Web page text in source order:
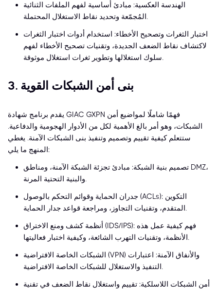
الهندسة العكسية: مبادئ أساسية لفهم الملفات الثنائية
المُجمّعة وتحديد نقاط الاستغلال المحتملة.
اختبار الثغرات وتصحيح الأخطاء: استخدام أدوات اختبار الثغرات
لاكتشاف نقاط الضعف الجديدة، وتقنيات تصحيح الأخطاء لفهم
سلوك استغلالها وتطوير ثغرات استغلال موثوقة.
3. بنى أمن الشبكات القوية
يقدم برنامج شهادة GIAC GXPN فهمًا شاملًا لمواضيع أمن
الشبكات، وهو أمر بالغ الأهمية لكل من الأدوار الهجومية والدفاعية.
ستتعلم كيفية تقييم وتصميم وتنفيذ بنى الشبكات الآمنة. يغطي
المنهج ما يلي:
تصميم بنية الشبكة: مبادئ تجزئة الشبكة الآمنة، ومناطق DMZ،
والبنية التحتية المرنة.
جدران الحماية وقوائم التحكم بالوصول (ACLs): التكوين
المتقدم، وتقنيات التجاوز، ومراجعة قواعد جدار الحماية.
أنظمة كشف ومنع الاختراق (IDS/IPS): فهم كيفية عمل هذه
الأنظمة، وتقنيات التهرب الشائعة، وكيفية اختبار فعاليتها.
الشبكات الخاصة الافتراضية (VPN) والأنفاق الآمنة: اعتبارات
التنفيذ والاستغلال للشبكات الخاصة الافتراضية.
أمن الشبكات اللاسلكية: تقييم واستغلال نقاط الضعف في تقنية